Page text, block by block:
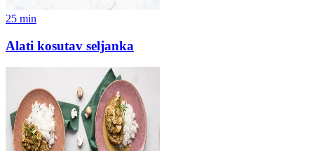
25 min
Alati kosutav seljanka